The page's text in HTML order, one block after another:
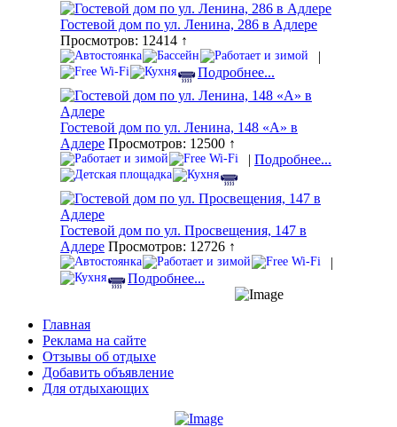
Гостевой дом по ул. Ленина, 286 в Адлере
Просмотров: 12414 ↑
|
Подробнее...
Гостевой дом по ул. Ленина, 148 «А» в
Адлере Просмотров: 12500 ↑
| Подробнее...
Гостевой дом по ул. Просвещения, 147 в
Адлере Просмотров: 12726 ↑
|
Подробнее...
Главная
Реклама на сайте
Отзывы об отдыхе
Добавить объявление
Для отдыхающих